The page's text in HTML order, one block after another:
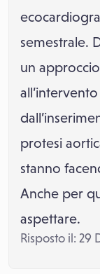
semestrale.
un
protesi
stanno
Anche per
aspettare.
Risposto il: 29